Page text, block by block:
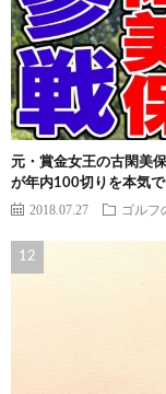
元・賞金女王の古閑美
が年内100切りを本気
2018.07.27 ゴルフ